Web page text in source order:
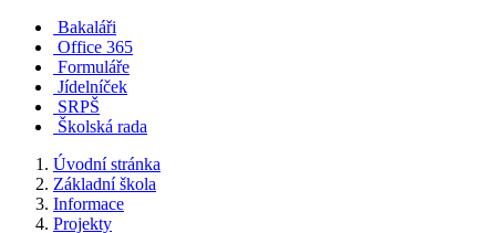
Bakaláři
Office 365
Formuláře
Jídelníček
SRPŠ
Školská rada
Úvodní stránka
Základní škola
Informace
Projekty